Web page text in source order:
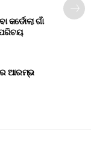
ଗାଁ
ପରିଚୟ
ଆରମ୍ଭ